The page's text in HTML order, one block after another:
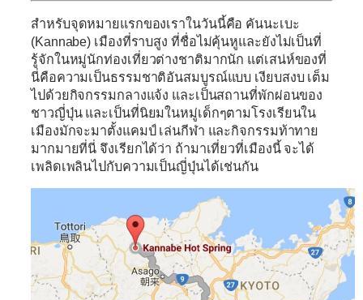
สำหรับจุดหมายแรกของเราในวันนี้คือ คันนะเบะ
(Kannabe) เมืองที่ราบสูง ที่ชื่อไม่คุ้นหูและยังไม่เป็นที่
รู้จักในหมู่นักท่องเที่ยวต่างชาติมากนัก แต่เสน่ห์ของที่
นี่คือความเป็นธรรมชาติอันสมบูรณ์แบบ เงียบสงบ เต็ม
ไปด้วยกิจกรรมกลางแจ้ง และเป็นสถานที่พักผ่อนของ
ชาวญี่ปุ่น และเป็นที่นิยมในหมู่เด็กๆตามโรงเรียนใน
เมืองมักจะมาตั้งแคมป์ เล่นกีฬา และกิจกรรมท้าทาย
มากมายที่นี่ จึงเรียกได้ว่า ถ้ามาเที่ยวที่เมืองนี้ จะได้
เพลิดเพลินไปกับความเป็นญี่ปุ่นได้เช่นกัน